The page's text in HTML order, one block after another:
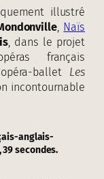
illustré
, Naïs
, dans le projet
français
ballet Les
incontournable
anglais-
secondes.